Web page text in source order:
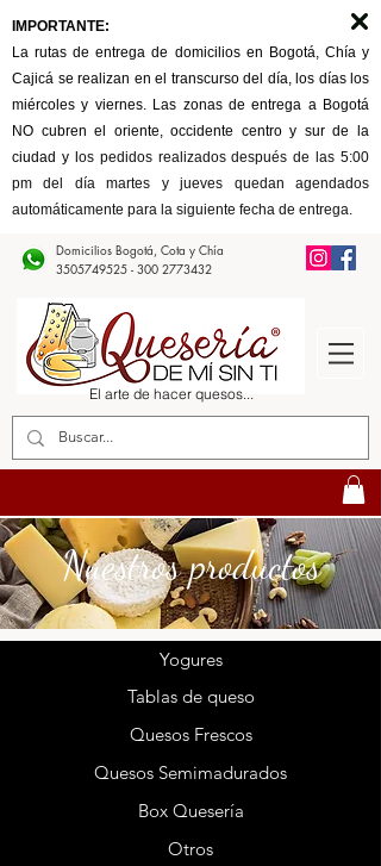
IMPORTANTE:
La rutas de entrega de domicilios en Bogotá, Chía y
Cajicá se realizan en el transcurso del día, los días los
miércoles y viernes. Las zonas de entrega a Bogotá
NO cubren el oriente, occidente centro y sur de la
ciudad y l os pedidos realizados después de las 5:00
pm del día martes y jueves quedan agendados
automáticamente para la siguiente fecha de entrega.
Domicilios Bogotá, Cota y Chía
3505749525 - 300 2773432
El arte de hacer quesos...
Nuestros productos
Yogures
Tablas de queso
Quesos Frescos
Quesos Semimadurados
Box Quesería
Otros